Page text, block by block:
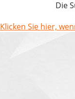
Die
Klicken Sie hier,